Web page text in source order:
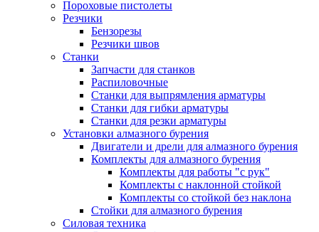
Пороховые пистолеты
Резчики
Бензорезы
Резчики швов
Станки
Запчасти для станков
Распиловочные
Станки для выпрямления арматуры
Станки для гибки арматуры
Станки для резки арматуры
Установки алмазного бурения
Двигатели и дрели для алмазного бурения
Комплекты для алмазного бурения
Комплекты для работы "с рук"
Комплекты с наклонной стойкой
Комплекты со стойкой без наклона
Стойки для алмазного бурения
Силовая техника